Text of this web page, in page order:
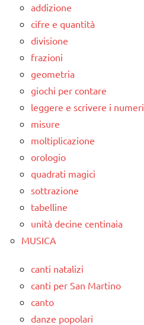
addizione
cifre e quantità
divisione
frazioni
geometria
giochi per contare
leggere e scrivere i numeri
misure
moltiplicazione
orologio
quadrati magici
sottrazione
tabelline
unità decine centinaia
MUSICA
canti natalizi
canti per San Martino
canto
danze popolari